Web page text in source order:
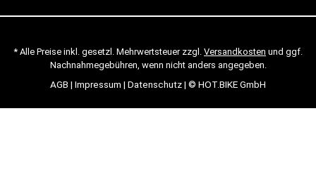
* Alle Preise inkl. gesetzl. Mehrwertsteuer zzgl. Versandkosten und ggf.
Nachnahmegebühren, wenn nicht anders angegeben.
AGB | Impressum | Datenschutz| © HOT.BIKE GmbH